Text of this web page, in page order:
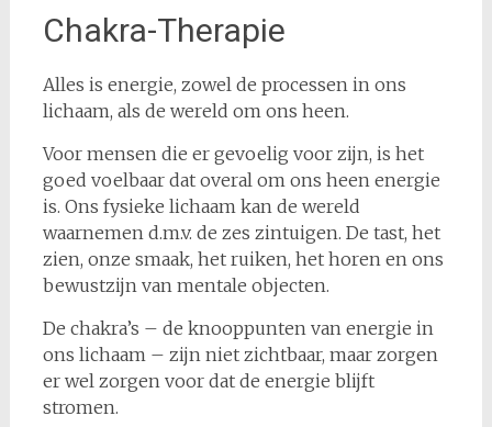
Chakra-Therapie
Alles is energie, zowel de processen in ons
lichaam, als de wereld om ons heen.
Voor mensen die er gevoelig voor zijn, is het
goed voelbaar dat overal om ons heen energie
is. Ons fysieke lichaam kan de wereld
waarnemen d.m.v. de zes zintuigen. De tast, het
zien, onze smaak, het ruiken, het horen en ons
bewustzijn van mentale objecten.
De chakra’s – de knooppunten van energie in
ons lichaam – zijn niet zichtbaar, maar zorgen
er wel zorgen voor dat de energie blijft
stromen.